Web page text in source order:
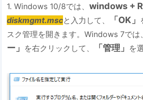
1. Windows 10/8では、windows + R
diskmgmt.mscと入力して、 「OK」
スク管理を開きます。Windows 7では、
ー」 を右クリックして、 「管理」 を